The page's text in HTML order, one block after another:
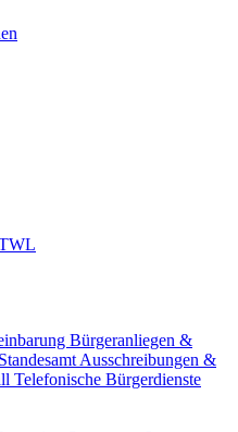
Bürgeranliegen &
Standesamt Ausschreibungen &
Telefonische Bürgerdienste